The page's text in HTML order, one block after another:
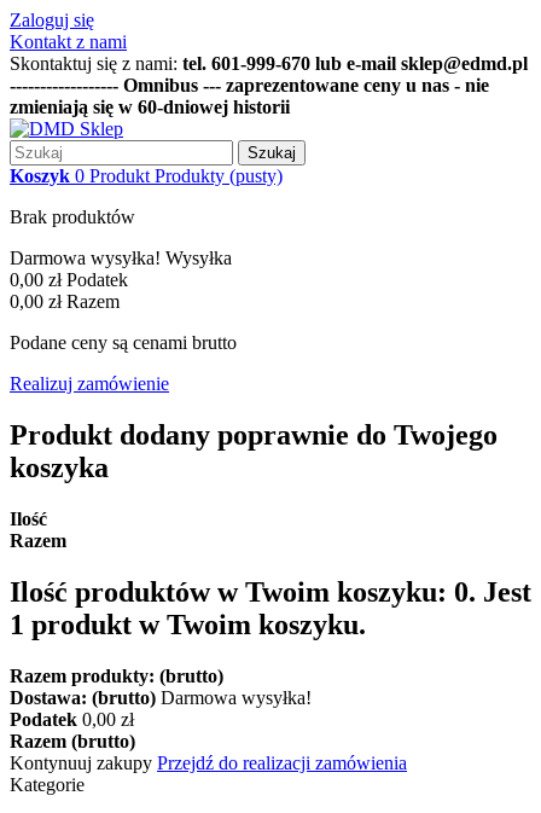
Zaloguj się
Kontakt z nami
Skontaktuj się z nami: tel. 601-999-670 lub e-mail sklep@edmd.pl
------------------ Omnibus --- zaprezentowane ceny u nas - nie
zmieniają się w 60-dniowej historii
Szukaj
Koszyk 0 Produkt Produkty (pusty)
Brak produktów
Darmowa wysyłka! Wysyłka
0,00 zł Podatek
0,00 zł Razem
Podane ceny są cenami brutto
Realizuj zamówienie
Produkt dodany poprawnie do Twojego
koszyka
Ilość
Razem
Ilość produktów w Twoim koszyku: 0. Jest
1 produkt w Twoim koszyku.
Razem produkty: (brutto)
Dostawa: (brutto) Darmowa wysyłka!
Podatek 0,00 zł
Razem (brutto)
Kontynuuj zakupy Przejdź do realizacji zamówienia
Kategorie